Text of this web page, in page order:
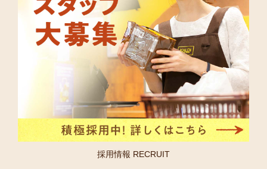
採用情報 RECRUIT